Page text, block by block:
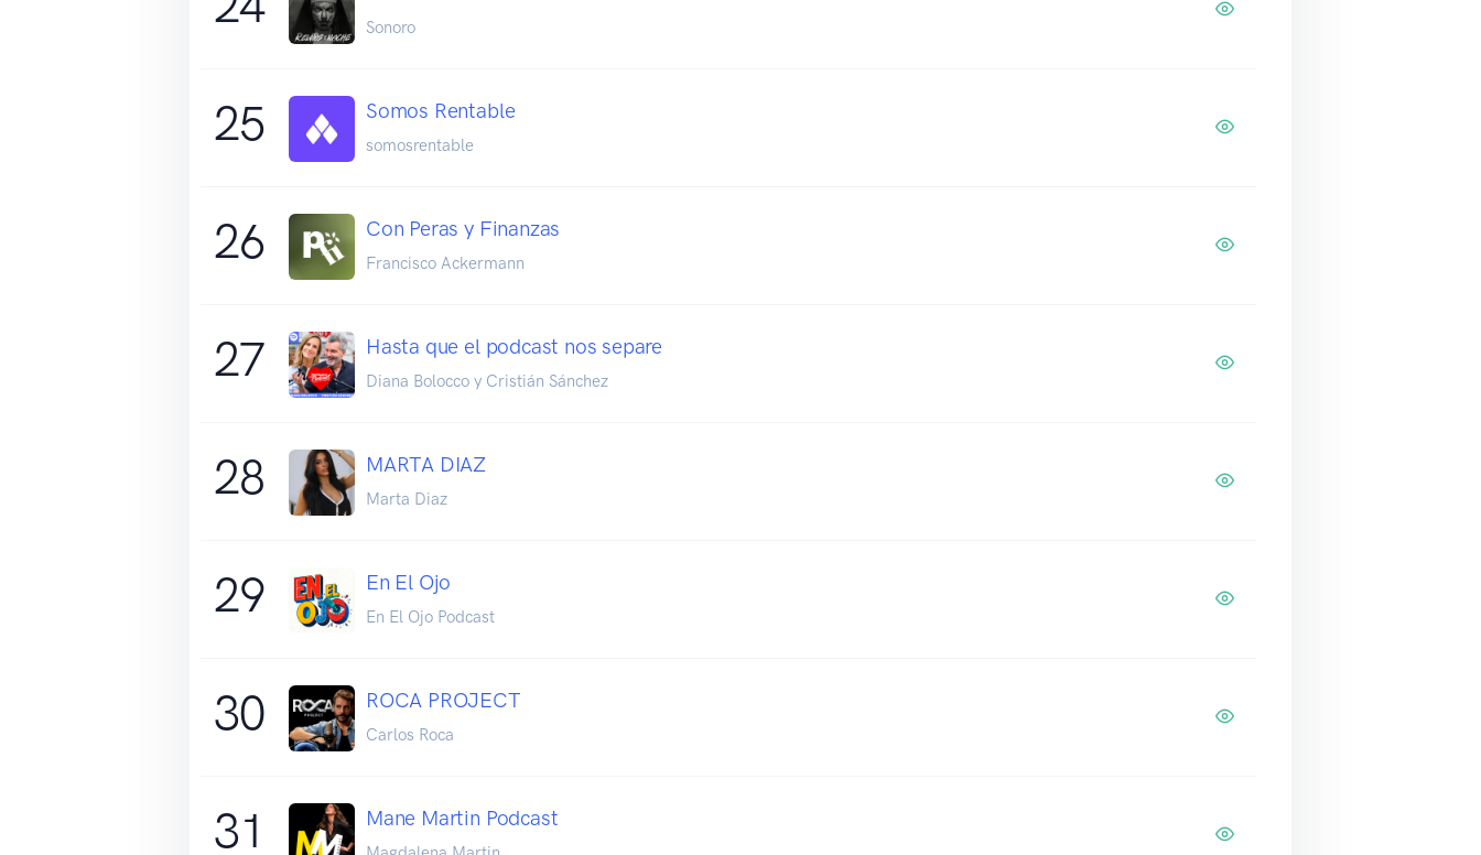
Sonoro
25 Somos Rentable
somosrentable
26 Con Peras y Finanzas
Francisco Ackermann
27 Hasta que el podcast nos separe
Diana Bolocco y Cristián Sánchez
28 MARTA DIAZ
Marta Diaz
29 En El Ojo
En El Ojo Podcast
30 ROCA PROJECT
Carlos Roca
31 Mane Martin Podcast